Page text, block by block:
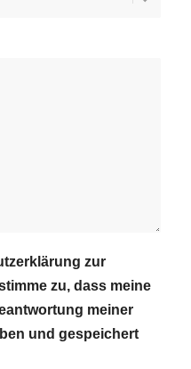
zur
zu, dass meine
meiner
und gespeichert